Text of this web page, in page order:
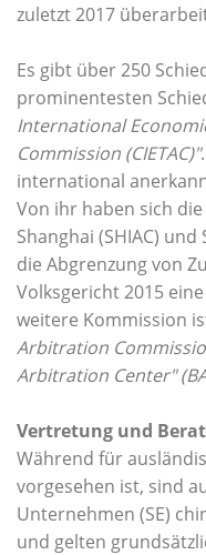
zuletzt 2017
Es gibt über 250
prominentesten
International
Commission (CIETAC)"
international
Von ihr haben sich
Shanghai (SHIAC)
die Abgrenzung von
Volksgericht 2015
weitere Kommission
Arbitration
Arbitration Center"
Vertretung und
Während für
vorgesehen ist, sind
Unternehmen (SE)
und gelten